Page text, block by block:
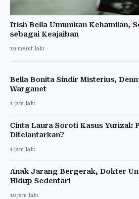
Irish Bella Umumkan Kehamilan,
sebagai Keajaiban
19 menit lalu
Bella Bonita Sindir Misterius,
Warganet
1 jam lalu
Cinta Laura Soroti Kasus Yurizal:
Ditelantarkan?
1 jam lalu
Anak Jarang Bergerak, Dokter
Hidup Sedentari
10 jam lalu